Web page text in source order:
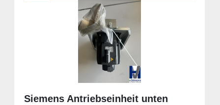
Siemens Antriebseinheit unten